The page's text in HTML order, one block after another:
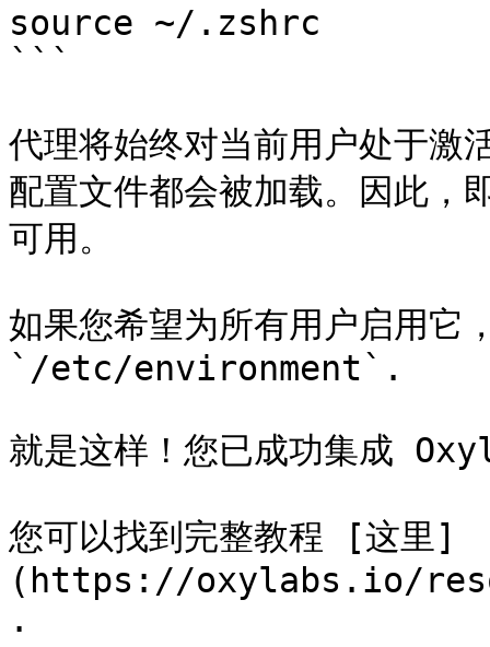
source ~/.zshrc
```
代理将始终对当前用户处于
配置文件都会被加载。因此，
可用。
如果您希望为所有用户启用它
`/etc/environment`.
就是这样！您已成功集成
您可以找到完整教程 [这里]
(https://oxylabs.io/
.